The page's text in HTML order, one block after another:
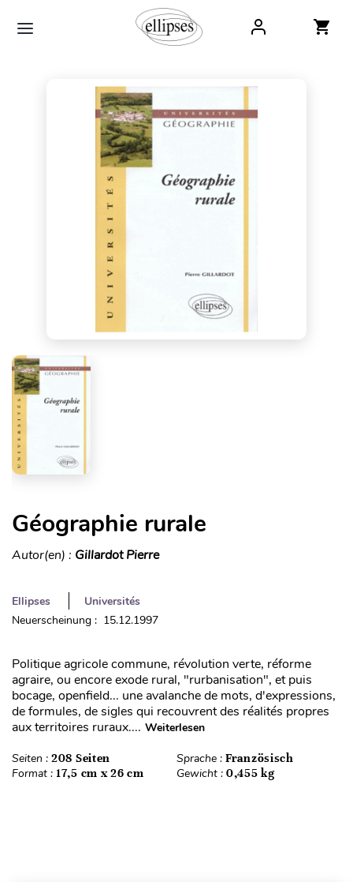
Géographie rurale
Autor(en) : Gillardot Pierre
Ellipses
Universités
Neuerscheinung : 15.12.1997
Politique agricole commune, révolution verte, réforme
agraire, ou encore exode rural, "rurbanisation", et puis
bocage, openfield... une avalanche de mots, d'expressions,
de formules, de sigles qui recouvrent des réalités propres
aux territoires ruraux.... Weiterlesen
Seiten : 208 Seiten Sprache : Französisch
Format : 17,5 cm x 26 cm Gewicht : 0,455 kg